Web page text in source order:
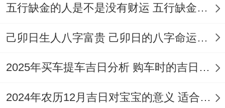
今日所宜:订婚 订盟、纳采、造车器、祭拜
祭祀、祈福、祈祷、旅行 出游 出行、安
市、交易、立券、搬家 移徙、搬迁新宅 乔
五行缺金的人是不是没有财运 五行缺金的人命运好不好
己卯日生人八字富贵 己卯日的八字命运如何
2025年买车提车吉日分析 购车时的吉日与禁忌
2024年农历12月吉日对宝宝的意义 适合龙年宝宝出生的日子有哪些